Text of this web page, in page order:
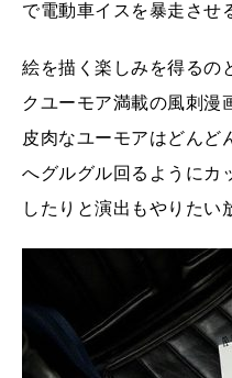
で電動車イスを暴走させ
絵を描く楽しみを得るの
クユーモア満載の風刺漫
皮肉なユーモアはどんど
へグルグル回るようにカ
したりと演出もやりたい